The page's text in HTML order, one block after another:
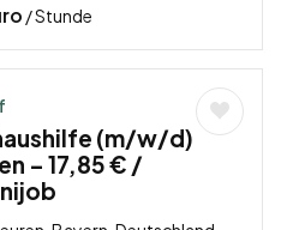
/ Stunde
(m/w/d)
– 17,85 € /